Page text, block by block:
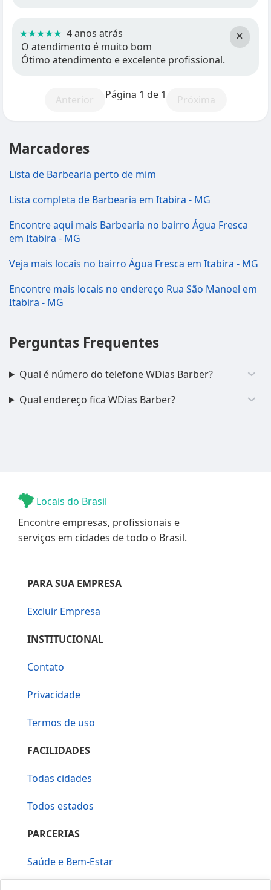
×
★★★★★ 4 anos atrás
O atendimento é muito bom
Ótimo atendimento e excelente profissional.
Anterior Página 1 de 1 Próxima
Marcadores
Lista de Barbearia perto de mim
Lista completa de Barbearia em Itabira - MG
Encontre aqui mais Barbearia no bairro Água Fresca
em Itabira - MG
Veja mais locais no bairro Água Fresca em Itabira - MG
Encontre mais locais no endereço Rua São Manoel em
Itabira - MG
Perguntas Frequentes
Qual é número do telefone WDias Barber?
Qual endereço fica WDias Barber?
Locais do Brasil
Encontre empresas, profissionais e
serviços em cidades de todo o Brasil.
PARA SUA EMPRESA
Excluir Empresa
INSTITUCIONAL
Contato
Privacidade
Termos de uso
FACILIDADES
Todas cidades
Todos estados
PARCERIAS
Saúde e Bem-Estar